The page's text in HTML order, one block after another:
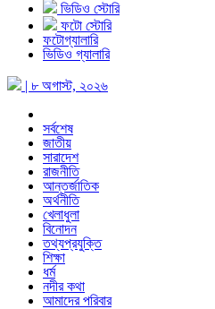
ভিডিও স্টোরি
ফটো স্টোরি
ফটোগ্যালারি
ভিডিও গ্যালারি
| ৮ অগাস্ট, ২০২৬
সর্বশেষ
জাতীয়
সারাদেশ
রাজনীতি
আন্তর্জাতিক
অর্থনীতি
খেলাধুলা
বিনোদন
তথ্যপ্রযুক্তি
শিক্ষা
ধর্ম
নদীর কথা
আমাদের পরিবার